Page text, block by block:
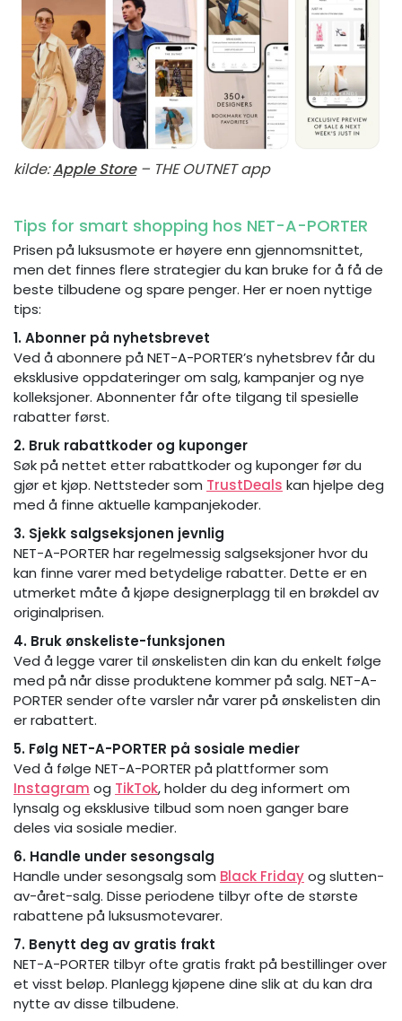
kilde:Apple Store– THE OUTNET app
Tips for smart shopping hos NET-A-PORTER
Prisen på luksusmote er høyere enn gjennomsnittet,
men det finnes flere strategier du kan bruke for å få de
beste tilbudene og spare penger. Her er noen nyttige
tips:
1. Abonner på nyhetsbrevet
Ved å abonnere på NET-A-PORTER’s nyhetsbrev får du
eksklusive oppdateringer om salg, kampanjer og nye
kolleksjoner. Abonnenter får ofte tilgang til spesielle
rabatter først.
2. Bruk rabattkoder og kuponger
Søk på nettet etter rabattkoder og kuponger før du
gjør et kjøp. Nettsteder som TrustDeals kan hjelpe deg
med å finne aktuelle kampanjekoder.
3. Sjekk salgseksjonen jevnlig
NET-A-PORTER har regelmessig salgseksjoner hvor du
kan finne varer med betydelige rabatter. Dette er en
utmerket måte å kjøpe designerplagg til en brøkdel av
originalprisen.
4. Bruk ønskeliste-funksjonen
Ved å legge varer til ønskelisten din kan du enkelt følge
med på når disse produktene kommer på salg. NET-A-
PORTER sender ofte varsler når varer på ønskelisten din
er rabattert.
5. Følg NET-A-PORTER på sosiale medier
Ved å følge NET-A-PORTER på plattformer som
Instagram og TikTok, holder du deg informert om
lynsalg og eksklusive tilbud som noen ganger bare
deles via sosiale medier.
6. Handle under sesongsalg
Handle under sesongsalg som Black Fridayog slutten-
av-året-salg. Disse periodene tilbyr ofte de største
rabattene på luksusmotevarer.
7. Benytt deg av gratis frakt
NET-A-PORTER tilbyr ofte gratis frakt på bestillinger over
et visst beløp. Planlegg kjøpene dine slik at du kan dra
nytte av disse tilbudene.